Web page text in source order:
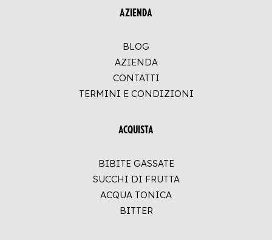
AZIENDA
BLOG
AZIENDA
CONTATTI
TERMINI E CONDIZIONI
ACQUISTA
BIBITE GASSATE
SUCCHI DI FRUTTA
ACQUA TONICA
BITTER